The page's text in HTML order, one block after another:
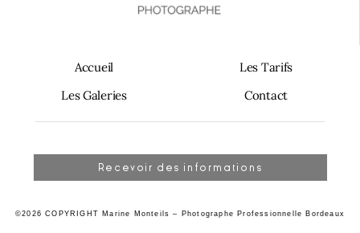
Accueil
Les Tarifs
Les Galeries
Contact
Recevoir des informations
©2026 COPYRIGHT Marine Monteils – Photographe Professionnelle Bordeaux